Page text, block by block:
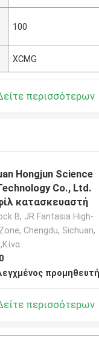
100
XCMG
περισσότερων
Hongjun Science
Co., Ltd.
κατασκευαστή
B, JR Fantasia High-
Chengdu, Sichuan,
περισσότερων